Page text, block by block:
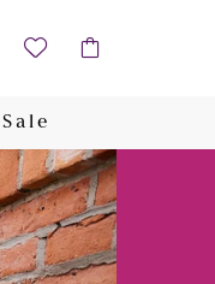
Sale